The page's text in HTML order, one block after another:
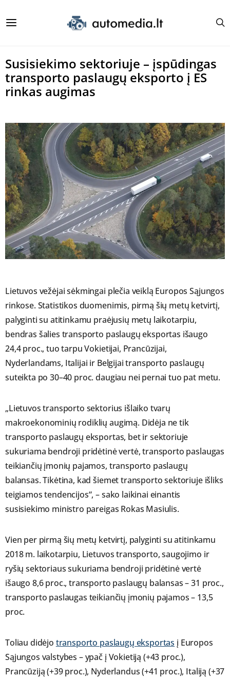
Susisiekimo sektoriuje – įspūdingas
transporto paslaugų eksporto į ES
rinkas augimas
Lietuvos vežėjai sėkmingai plečia veiklą Europos Sąjungos
rinkose. Statistikos duomenimis, pirmą šių metų ketvirtį,
palyginti su atitinkamu praėjusių metų laikotarpiu,
bendras šalies transporto paslaugų eksportas išaugo
24,4 proc., tuo tarpu Vokietijai, Prancūzijai,
Nyderlandams, Italijai ir Belgijai transporto paslaugų
suteikta po 30–40 proc. daugiau nei pernai tuo pat metu.
„Lietuvos transporto sektorius išlaiko tvarų
makroekonominių rodiklių augimą. Didėja ne tik
transporto paslaugų eksportas, bet ir sektoriuje
sukuriama bendroji pridėtinė vertė, transporto paslaugas
teikiančių įmonių pajamos, transporto paslaugų
balansas. Tikėtina, kad šiemet transporto sektoriuje išliks
teigiamos tendencijos“, – sako laikinai einantis
susisiekimo ministro pareigas Rokas Masiulis.
Vien per pirmą šių metų ketvirtį, palyginti su atitinkamu
2018 m. laikotarpiu, Lietuvos transporto, saugojimo ir
ryšių sektoriaus sukuriama bendroji pridėtinė vertė
išaugo 8,6 proc., transporto paslaugų balansas – 31 proc.,
transporto paslaugas teikiančių įmonių pajamos – 13,5
proc.
Toliau didėjo transporto paslaugų eksportas į Europos
Sąjungos valstybes – ypač į Vokietiją (+43 proc.),
Prancūziją (+39 proc.), Nyderlandus (+41 proc.), Italiją (+37